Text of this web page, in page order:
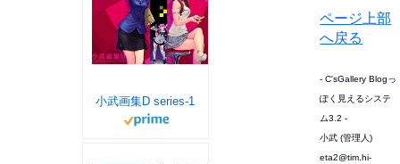
小武画集D series-1
ページ上部
へ戻る
- C'sGallery Blogっ
ぽく見えるシステ
ム3.2 -
小武 (管理人)
eta2@tim.hi-